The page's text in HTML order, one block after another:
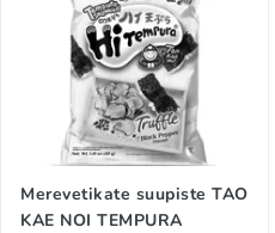
Merevetikate suupiste TAO
KAE NOI TEMPURA